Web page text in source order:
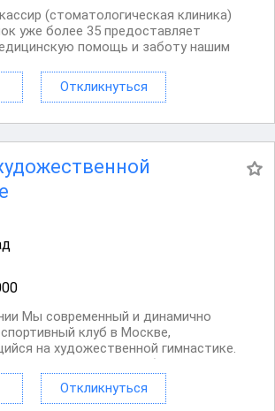
(стоматологическая клиника)
уже более 35 предоставляет
помощь и заботу нашим
количество пациентов. Мы гордимся
коллективом и теплыми
Откликнуться
Мы современный и динамично
клуб в Москве,
на художественной гимнастике.
стандартам обучения и
талантов. Условия Гибкий
вечерние и выходные часы
Откликнуться